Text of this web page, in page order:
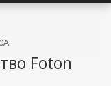
Foton